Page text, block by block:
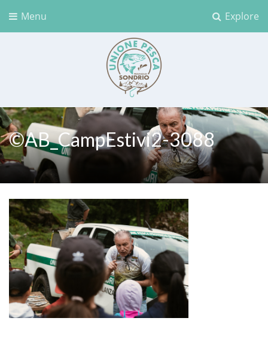
Explore
Menu
Unione Pesca Sondrio
©AB_CampEstivi2-3088